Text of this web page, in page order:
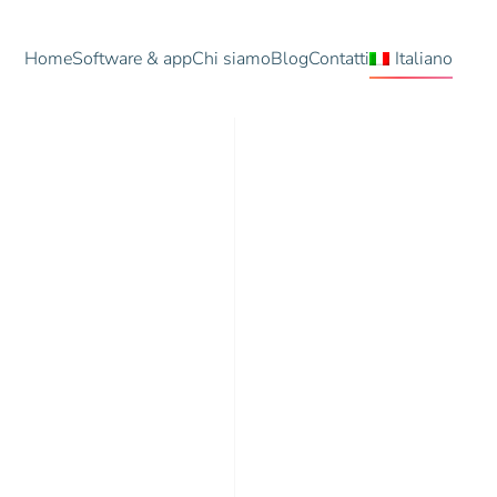
HomeSoftware & appChi siamoBlogContatti Italiano